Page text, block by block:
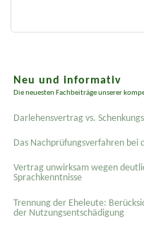
Neu und informativ
Die neuesten Fachbeiträge unserer
Darlehensvertrag vs.
Das Nachprüfungsverfahren bei
Vertrag unwirksam wegen
Sprachkenntnisse
Trennung der Eheleute:
der Nutzungsentschädigung